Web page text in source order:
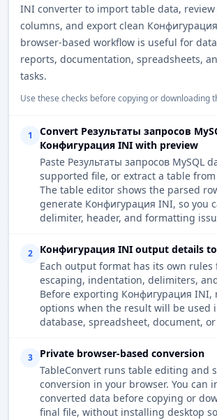
INI converter to import table data, review
columns, and export clean
browser-based workflow is useful for
reports, documentation, spreadsheets,
tasks.
Use these checks before copying or downloading
1
Convert Результаты запросов
Конфигурация INI with preview
Paste Результаты запросов MySQL
supported file, or extract a table
The table editor shows the parsed
generate Конфигурация INI, so you
delimiter, header, and formatting
2
Конфигурация INI output details
Each output format has its own rules
escaping, indentation, delimiters,
Before exporting Конфигурация INI,
options when the result will be used
database, spreadsheet, document,
3
Private browser-based conversion
TableConvert runs table editing and
conversion in your browser. You can
converted data before copying or
final file, without installing desktop